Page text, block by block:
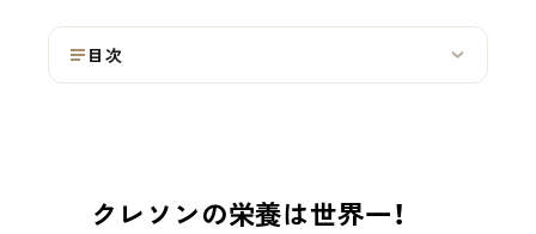
目次 ›
クレソンの栄養は世界一！